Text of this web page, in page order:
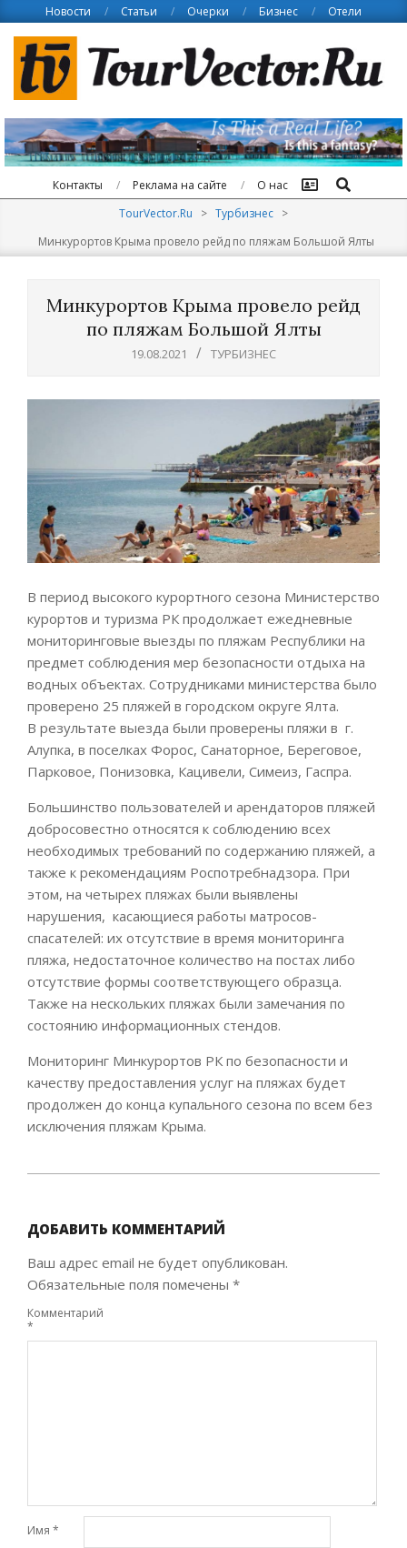
content
Новости Статьи Очерки Бизнес Отели
Контакты Реклама на сайте О нас Поиск
TourVector.Ru > Турбизнес >
Минкурортов Крыма провело рейд по пляжам Большой Ялты
Минкурортов Крыма провело рейд
по пляжам Большой Ялты
19.08.2021 ТУРБИЗНЕС
В период высокого курортного сезона Министерство
курортов и туризма РК продолжает ежедневные
мониторинговые выезды по пляжам Республики на
предмет соблюдения мер безопасности отдыха на
водных объектах. Сотрудниками министерства было
проверено 25 пляжей в городском округе Ялта.
В результате выезда были проверены пляжи в г.
Алупка, в поселках Форос, Санаторное, Береговое,
Парковое, Понизовка, Кацивели, Симеиз, Гаспра.
Большинство пользователей и арендаторов пляжей
добросовестно относятся к соблюдению всех
необходимых требований по содержанию пляжей, а
также к рекомендациям Роспотребнадзора. При
этом, на четырех пляжах были выявлены
нарушения, касающиеся работы матросов-
спасателей: их отсутствие в время мониторинга
пляжа, недостаточное количество на постах либо
отсутствие формы соответствующего образца.
Также на нескольких пляжах были замечания по
состоянию информационных стендов.
Мониторинг Минкурортов РК по безопасности и
качеству предоставления услуг на пляжах будет
продолжен до конца купального сезона по всем без
исключения пляжам Крыма.
19
ДОБАВИТЬ КОММЕНТАРИЙ
Ваш адрес email не будет опубликован.
Обязательные поля помечены *
Комментарий
*
Имя *